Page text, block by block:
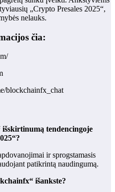
„Crypto Presales 2025“,
nelauks.
čia:
blockchainfx_chat
tendencingoje
ir sprogstamasis
patikrintą naudingumą.
išankste?